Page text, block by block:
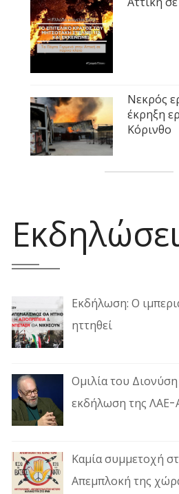
Νεκρός
έκρηξη
Κόρινθο
Εκδήλωση: Ο
ηττηθεί
Ομιλία του
εκδήλωση της ΛΑΕ-
Καμία συμμετοχή
Απεμπλοκή της